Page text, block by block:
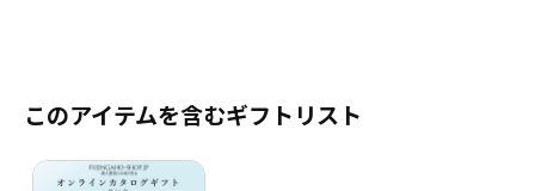
このアイテムを含むギフトリスト